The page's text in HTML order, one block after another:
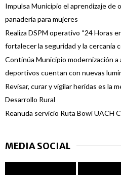
Impulsa Municipio el aprendizaje de
panadería para mujeres
Realiza DSPM operativo “24 Horas
fortalecer la seguridad y la cercanía
Continúa Municipio modernización a
deportivos cuentan con nuevas
Revisar, curar y vigilar heridas es la
Desarrollo Rural
Reanuda servicio Ruta Bowí UACH
MEDIA SOCIAL